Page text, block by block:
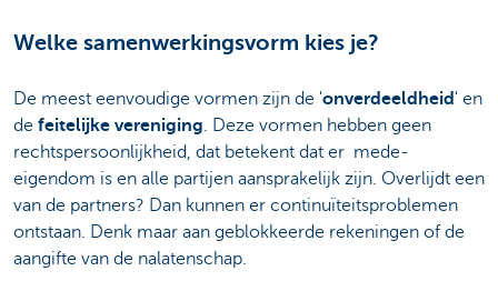
Welke samenwerkingsvorm kies je?
De meest eenvoudige vormen zijn de 'onverdeeldheid ' en
de feitelijke vereniging. Deze vormen hebben geen
rechtspersoonlijkheid, dat betekent dat er mede-
eigendom is en alle partijen aansprakelijk zijn. Overlijdt een
van de partners? Dan kunnen er continuïteitsproblemen
ontstaan. Denk maar aan geblokkeerde rekeningen of de
aangifte van de nalatenschap.